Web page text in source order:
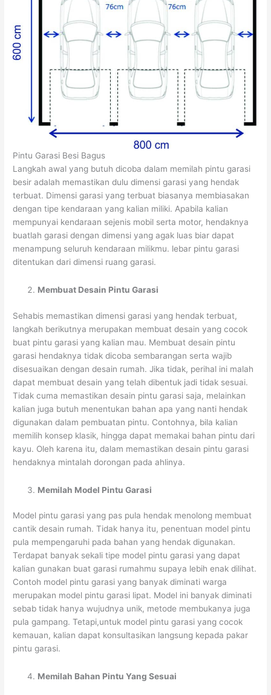
Pintu Garasi Besi Bagus
Langkah awal yang butuh dicoba dalam memilah pintu garasi
besir adalah memastikan dulu dimensi garasi yang hendak
terbuat. Dimensi garasi yang terbuat biasanya membiasakan
dengan tipe kendaraan yang kalian miliki. Apabila kalian
mempunyai kendaraan sejenis mobil serta motor, hendaknya
buatlah garasi dengan dimensi yang agak luas biar dapat
menampung seluruh kendaraan milikmu. lebar pintu garasi
ditentukan dari dimensi ruang garasi.
Membuat Desain Pintu Garasi
Sehabis memastikan dimensi garasi yang hendak terbuat,
langkah berikutnya merupakan membuat desain yang cocok
buat pintu garasi yang kalian mau. Membuat desain pintu
garasi hendaknya tidak dicoba sembarangan serta wajib
disesuaikan dengan desain rumah. Jika tidak, perihal ini malah
dapat membuat desain yang telah dibentuk jadi tidak sesuai.
Tidak cuma memastikan desain pintu garasi saja, melainkan
kalian juga butuh menentukan bahan apa yang nanti hendak
digunakan dalam pembuatan pintu. Contohnya, bila kalian
memilih konsep klasik, hingga dapat memakai bahan pintu dari
kayu. Oleh karena itu, dalam memastikan desain pintu garasi
hendaknya mintalah dorongan pada ahlinya.
Memilah Model Pintu Garasi
Model pintu garasi yang pas pula hendak menolong membuat
cantik desain rumah. Tidak hanya itu, penentuan model pintu
pula mempengaruhi pada bahan yang hendak digunakan.
Terdapat banyak sekali tipe model pintu garasi yang dapat
kalian gunakan buat garasi rumahmu supaya lebih enak dilihat.
Contoh model pintu garasi yang banyak diminati warga
merupakan model pintu garasi lipat. Model ini banyak diminati
sebab tidak hanya wujudnya unik, metode membukanya juga
pula gampang. Tetapi,untuk model pintu garasi yang cocok
kemauan, kalian dapat konsultasikan langsung kepada pakar
pintu garasi.
Memilah Bahan Pintu Yang Sesuai